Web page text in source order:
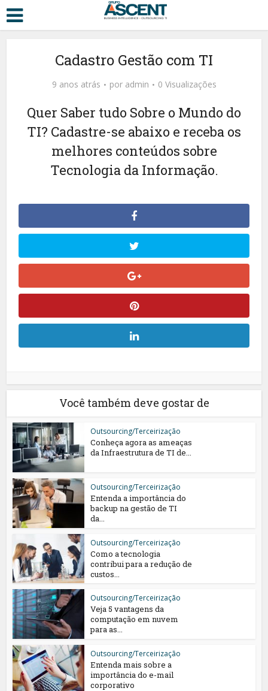
Cadastro Gestão com TI
9 anos atrás por admin 0 Visualizações
Quer Saber tudo Sobre o Mundo do
TI? Cadastre-se abaixo e receba os
melhores conteúdos sobre
Tecnologia da Informação.
Você também deve gostar de
Outsourcing/Terceirização
Conheça agora as ameaças
da Infraestrutura de TI de...
Outsourcing/Terceirização
Entenda a importância do
backup na gestão de TI
da...
Outsourcing/Terceirização
Como a tecnologia
contribui para a redução de
custos...
Outsourcing/Terceirização
Veja 5 vantagens da
computação em nuvem
para as...
Outsourcing/Terceirização
Entenda mais sobre a
importância do e-mail
corporativo